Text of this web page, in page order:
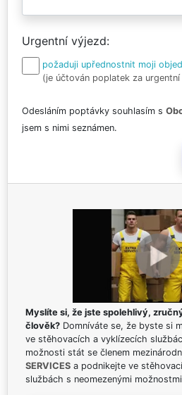
Urgentní výjezd
požaduji upřednostnit moji
(je účtován poplatek za
Odesláním poptávky souhlasím s
jsem s nimi seznámen.
Myslíte si, že jste spolehlivý,
člověk? Domníváte se, že byste si
ve stěhovacích a vyklízecích
možnosti stát se členem
SERVICES a podnikejte ve
službách s neomezenými